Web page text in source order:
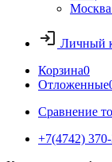
Личный
Корзина0
Отложенные
Сравнение
+7(4742)